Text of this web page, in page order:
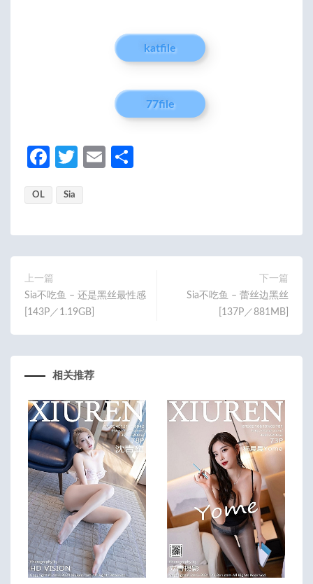
katfile
77file
Fa
b
k
T
itt
E
OL Sia
上一篇
Sia不吃鱼 – 还是黑丝最性感
[143P／1.19GB]
下一篇
Sia不吃鱼 – 蕾丝边黑丝
[137P／881MB]
相关推荐